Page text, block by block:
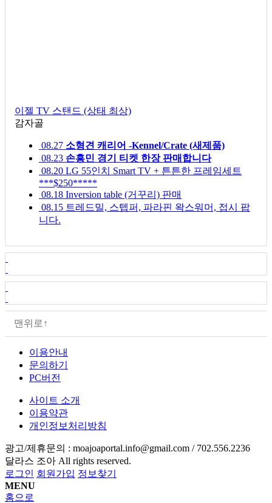
이젤 TV 스탠드 (상태 최상)
감자골
08.27 소형견 캐리어 -Kennel/Crate (새제품)
08.23 손흥민 경기 티켓 한장 판매합니다
08.20 LG 55인치 Smart TV + 튼튼한 프레임세트
***$250*****
08.18 Inversion table (거꾸리) 판매
08.15 트레드밀, 스텝퍼, 파라핀 왁스워머, 접시 팝
니다.
맨위로↑
이용안내
문의하기
PC버전
사이트 소개
이용약관
개인정보처리방침
광고/제휴문의 : moajoaportal.info@gmail.com / 702.556.2236
달라스 조아 All rights reserved.
로그인 회원가입 정보찾기
MENU
홈으로